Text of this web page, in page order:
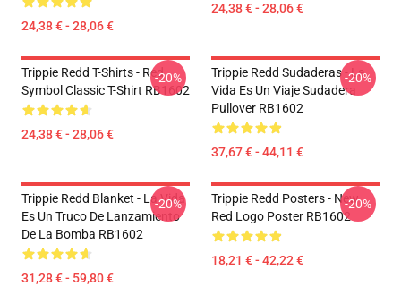
24,38 € - 28,06 €
24,38 € - 28,06 €
Trippie Redd T-Shirts - Red
Symbol Classic T-Shirt RB1602
24,38 € - 28,06 €
-20%
Trippie Redd Sudaderas - La
Vida Es Un Viaje Sudadera
Pullover RB1602
37,67 € - 44,11 €
-20%
Trippie Redd Blanket - La Vida
Es Un Truco De Lanzamiento
De La Bomba RB1602
31,28 € - 59,80 €
-20%
Trippie Redd Posters - New
Red Logo Poster RB1602
18,21 € - 42,22 €
-20%